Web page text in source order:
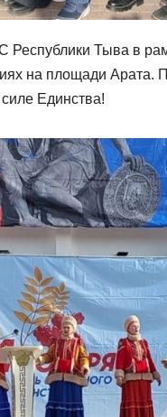
Тыва в
на площади Арата.
Единства!